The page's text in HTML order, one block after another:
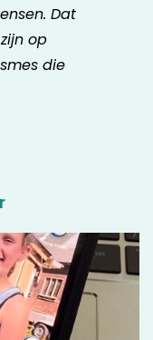
Dat
op
die